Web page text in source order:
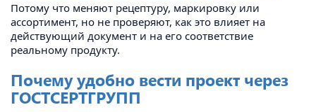
Потому что меняют рецептуру, маркировку или
ассортимент, но не проверяют, как это влияет на
действующий документ и на его соответствие
реальному продукту.
Почему удобно вести проект через
ГОСТСЕРТГРУПП